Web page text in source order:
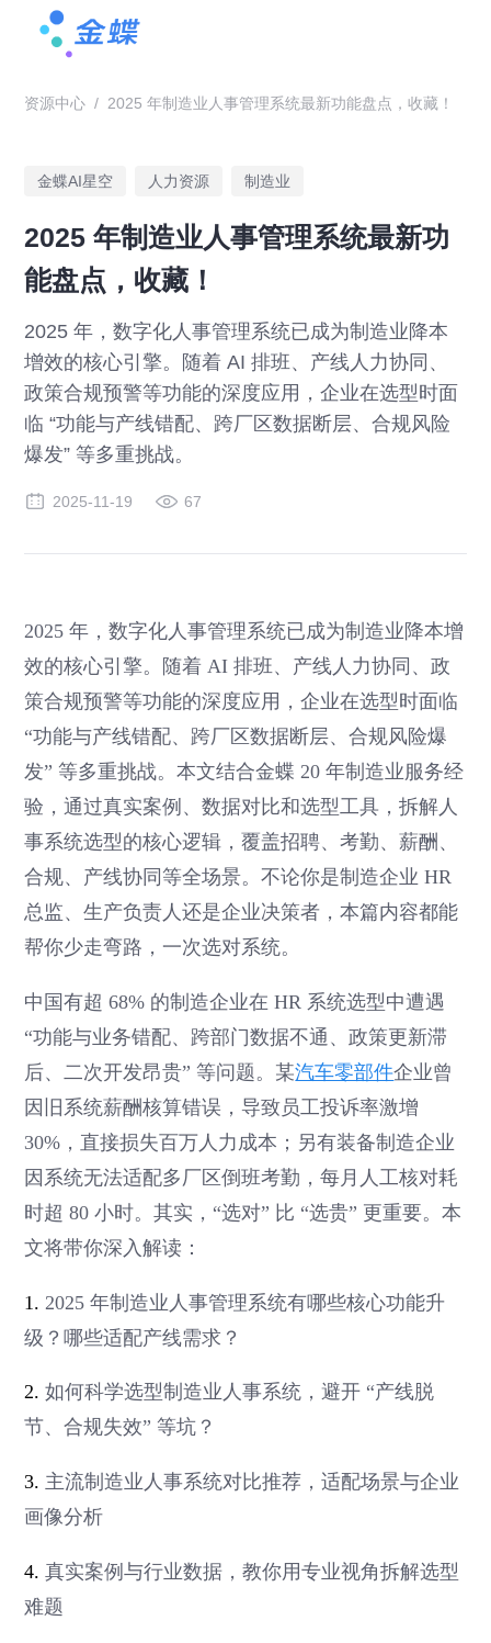
资源中心 / 2025 年制造业人事管理系统最新功能盘点，收藏！
金蝶AI星空 人力资源 制造业
2025 年制造业人事管理系统最新功
能盘点，收藏！
2025 年，数字化人事管理系统已成为制造业降本
增效的核心引擎。随着 AI 排班、产线人力协同、
政策合规预警等功能的深度应用，企业在选型时面
临 “功能与产线错配、跨厂区数据断层、合规风险
爆发” 等多重挑战。
2025-11-19 67
2025 年，数字化人事管理系统已成为制造业降本增
效的核心引擎。随着 AI 排班、产线人力协同、政
策合规预警等功能的深度应用，企业在选型时面临
“功能与产线错配、跨厂区数据断层、合规风险爆
发” 等多重挑战。本文结合金蝶 20 年制造业服务经
验，通过真实案例、数据对比和选型工具，拆解人
事系统选型的核心逻辑，覆盖招聘、考勤、薪酬、
合规、产线协同等全场景。不论你是制造企业 HR
总监、生产负责人还是企业决策者，本篇内容都能
帮你少走弯路，一次选对系统。
中国有超 68% 的制造企业在 HR 系统选型中遭遇
“功能与业务错配、跨部门数据不通、政策更新滞
后、二次开发昂贵” 等问题。某汽车零部件企业曾
因旧系统薪酬核算错误，导致员工投诉率激增
30%，直接损失百万人力成本；另有装备制造企业
因系统无法适配多厂区倒班考勤，每月人工核对耗
时超 80 小时。其实，“选对” 比 “选贵” 更重要。本
文将带你深入解读：
1. 2025 年制造业人事管理系统有哪些核心功能升
级？哪些适配产线需求？
2.如何科学选型制造业人事系统，避开 “产线脱
节、合规失效” 等坑？
3. 主流制造业人事系统对比推荐，适配场景与企业
画像分析
4.真实案例与行业数据，教你用专业视角拆解选型
难题